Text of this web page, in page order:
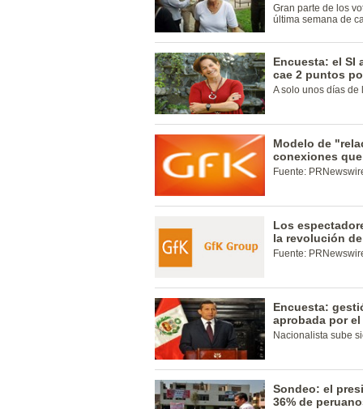
Gran parte de los
última semana de
Encuesta: el SI
cae 2 puntos
A solo unos días de
Modelo de
conexiones
Fuente:
Los
la revolución
Fuente:
Encuesta:
aprobada por el
Nacionalista sube
Sondeo: el
36% de